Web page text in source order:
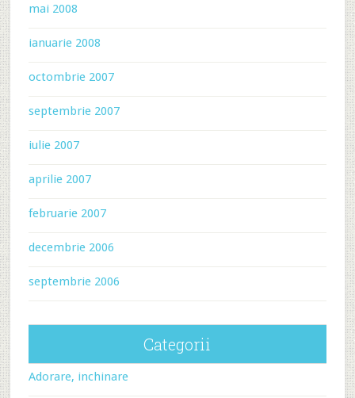
mai 2008
ianuarie 2008
octombrie 2007
septembrie 2007
iulie 2007
aprilie 2007
februarie 2007
decembrie 2006
septembrie 2006
Categorii
Adorare, inchinare